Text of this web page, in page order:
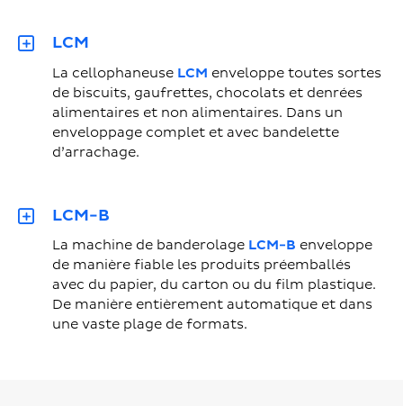
LCM
La cellophaneuse LCM enveloppe toutes sortes
de biscuits, gaufrettes, chocolats et denrées
alimentaires et non alimentaires. Dans un
enveloppage complet et avec bandelette
d’arrachage.
LCM-B
La machine de banderolage LCM-B enveloppe
de manière fiable les produits préemballés
avec du papier, du carton ou du film plastique.
De manière entièrement automatique et dans
une vaste plage de formats.